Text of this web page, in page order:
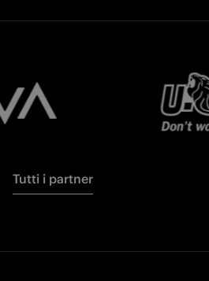
Tutti i partner